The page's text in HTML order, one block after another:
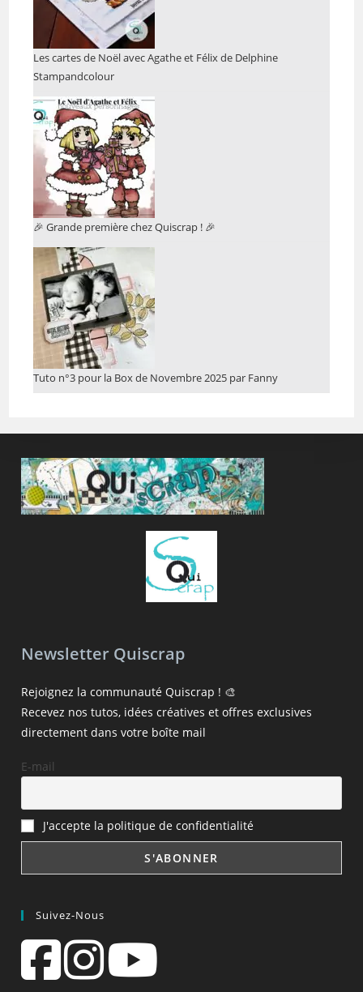
Les cartes de Noël avec Agathe et Félix de Delphine
Stampandcolour
🎉 Grande première chez Quiscrap ! 🎉
Tuto n°3 pour la Box de Novembre 2025 par Fanny
Newsletter Quiscrap
Rejoignez la communauté Quiscrap ! 🎨
Recevez nos tutos, idées créatives et offres exclusives
directement dans votre boîte mail
E-mail
J'accepte la politique de confidentialité
Suivez-Nous